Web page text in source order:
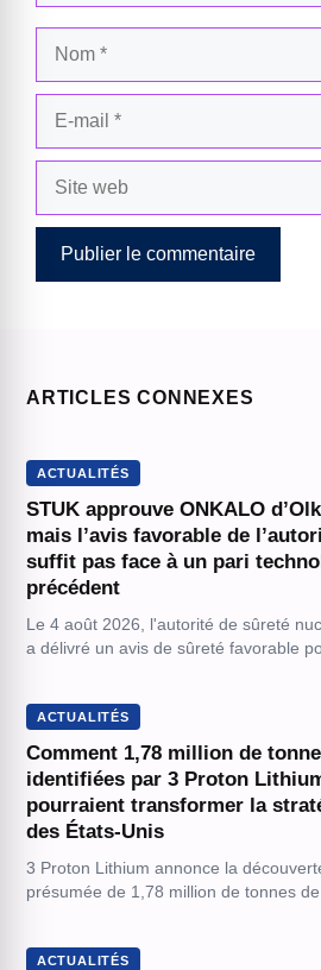
ARTICLES CONNEXES
ACTUALITÉS
STUK approuve ONKALO
mais l’avis favorable de
suffit pas face à un pari
précédent
Le 4 août 2026, l'autorité de sûreté
a délivré un avis de sûreté favorable
ACTUALITÉS
Comment 1,78 million de
identifiées par 3 Proton
pourraient transformer la
des États-Unis
3 Proton Lithium annonce la
présumée de 1,78 million de tonnes
ACTUALITÉS